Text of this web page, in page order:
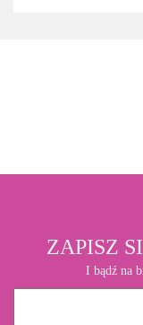
ZAPISZ
I bądź na